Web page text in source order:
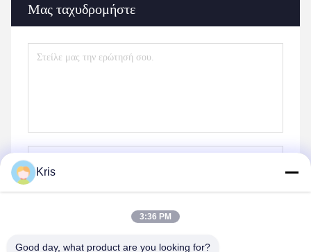
Μας ταχυδρομήστε
Στείλετε
Kris
3:36 PM
Good day, what product are you looking for?